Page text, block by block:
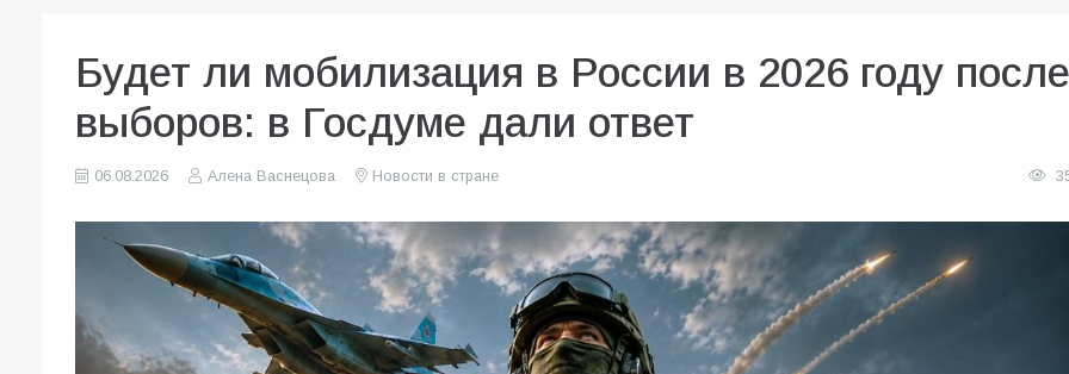
Будет ли мобилизация в России в 2026 году после
выборов: в Госдуме дали ответ
06.08.2026 Алена Васнецова Новости в стране